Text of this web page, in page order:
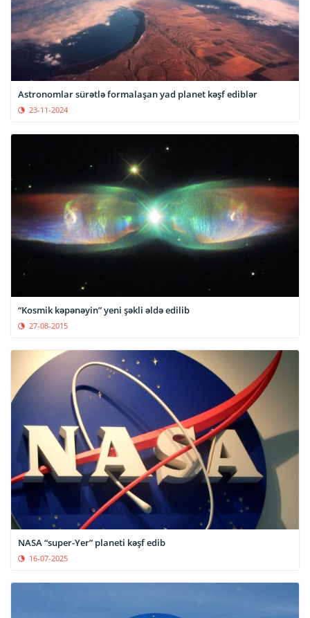
Astronomlar sürətlə formalaşan yad planet kəşf ediblər
23-11-2024
“Kosmik kəpənəyin” yeni şəkli əldə edilib
27-08-2015
NASA “super-Yer” planeti kəşf edib
16-07-2025